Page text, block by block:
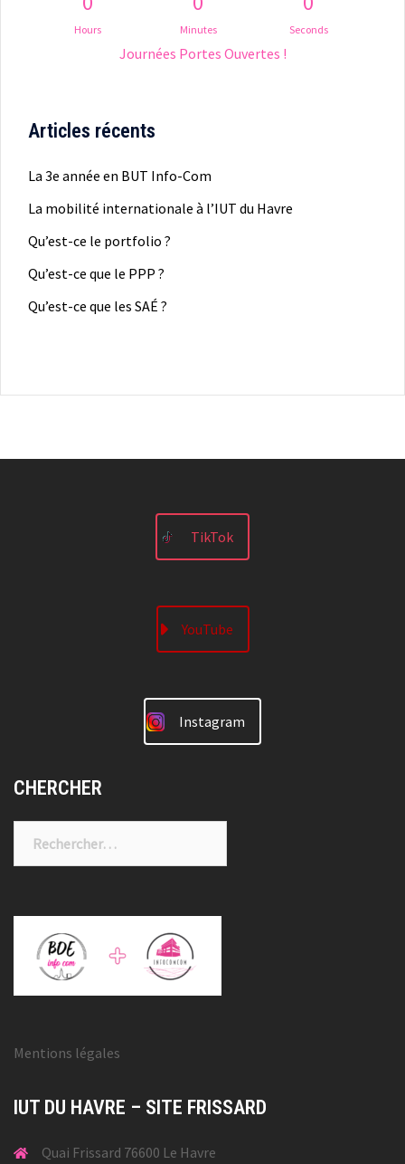
Hours Minutes Seconds
Journées Portes Ouvertes !
Articles récents
La 3e année en BUT Info-Com
La mobilité internationale à l’IUT du Havre
Qu’est-ce le portfolio ?
Qu’est-ce que le PPP ?
Qu’est-ce que les SAÉ ?
TikTok
YouTube
Instagram
CHERCHER
Mentions légales
IUT DU HAVRE – SITE FRISSARD
Quai Frissard 76600 Le Havre